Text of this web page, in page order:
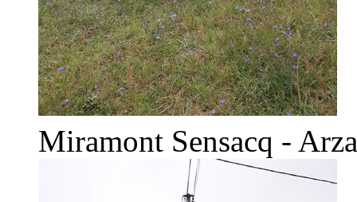
Miramont Sensacq -